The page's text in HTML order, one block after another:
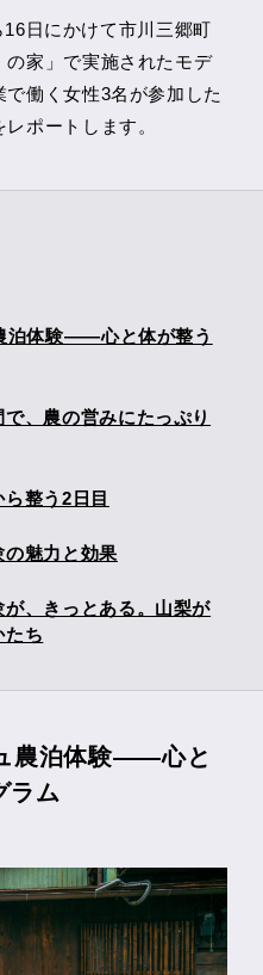
日にかけて市川三郷町
家」で実施されたモデ
働く女性3名が参加した
ポートします。
泊体験――心と体が整う
、農の営みにたっぷり
整う2日目
魅力と効果
、きっとある。山梨が
たち
農泊体験――心と
ラム